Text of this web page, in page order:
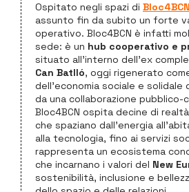
Ospitato negli spazi di Bloc4BCN
assunto fin da subito un forte
operativo. Bloc4BCN è infatti
sede: è un hub cooperativo e
situato all’interno dell’ex
Can Batlló, oggi rigenerato
dell’economia sociale e solidale
da una collaborazione pubblico-
Bloc4BCN ospita decine di
che spaziano dall’energia
alla tecnologia, fino ai servizi
rappresenta un ecosistema
che incarnano i valori del New
sostenibilità, inclusione e